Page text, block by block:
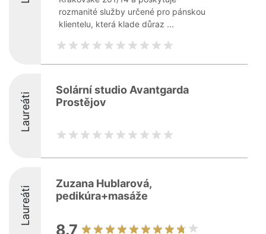
rozmanité služby určené pro pánskou
klientelu, která klade důraz ...
Laureáti
Solární studio Avantgarda
Prostějov
Laureáti
Zuzana Hublarová,
pedikúra+masáže
8.7